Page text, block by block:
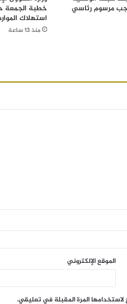
مرسوم رئاسي
خطبة الجمعة
استهلاك
منذ 13 ساعة
الموقع الإلكتروني
المرة المقبلة في تعليقي.